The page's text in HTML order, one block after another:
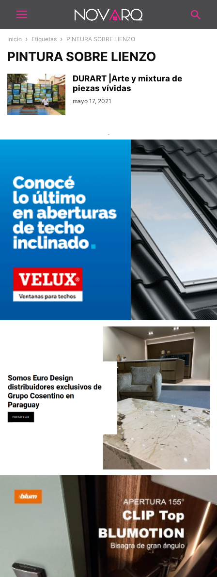
Inicio Etiquetas PINTURA SOBRE LIENZO
PINTURA SOBRE LIENZO
DURART |Arte y mixtura de
piezas vívidas
mayo 17, 2021
-